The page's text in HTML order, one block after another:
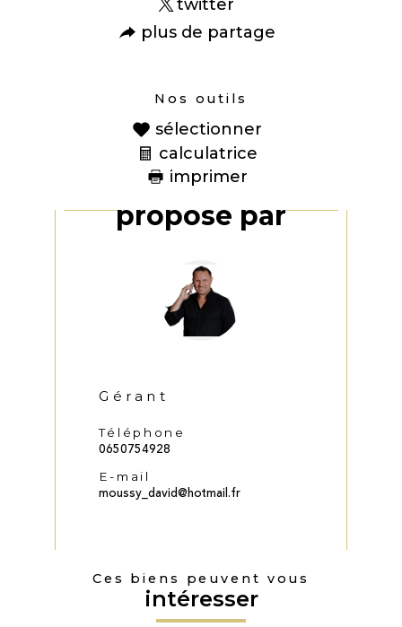
twitter
plus de partage
Nos outils
sélectionner
calculatrice
imprimer
Ce bien vous est
proposé par
Gérant
Téléphone
0650754928
E-mail
moussy_david@hotmail.fr
Ces biens peuvent vous
intéresser